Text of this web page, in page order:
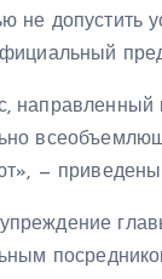
не допустить
направленный
—